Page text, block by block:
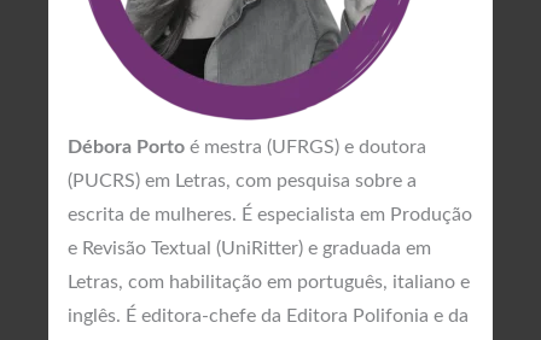
Débora Portoé mestra (UFRGS) e doutora
(PUCRS) em Letras, com pesquisa sobre a
escrita de mulheres. É especialista em Produção
e Revisão Textual (UniRitter) e graduada em
Letras, com habilitação em português, italiano e
inglês. É editora-chefe da Editora Polifonia e da